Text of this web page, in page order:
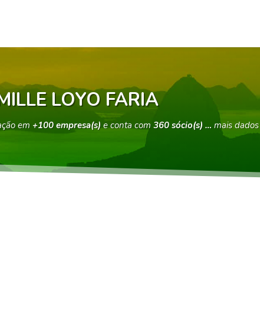
LOYO FARIA
em +100 empresa(s)e conta com 360 sócio(s) … mais